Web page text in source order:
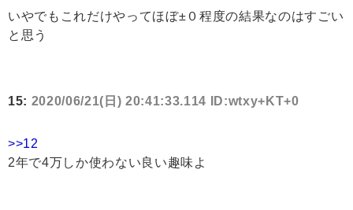
いやでもこれだけやってほぼ±０程度の結果なのはすごい
と思う
15: 2020/06/21(日) 20:41:33.114 ID:wtxy+KT+0
>>12
2年で4万しか使わない良い趣味よ